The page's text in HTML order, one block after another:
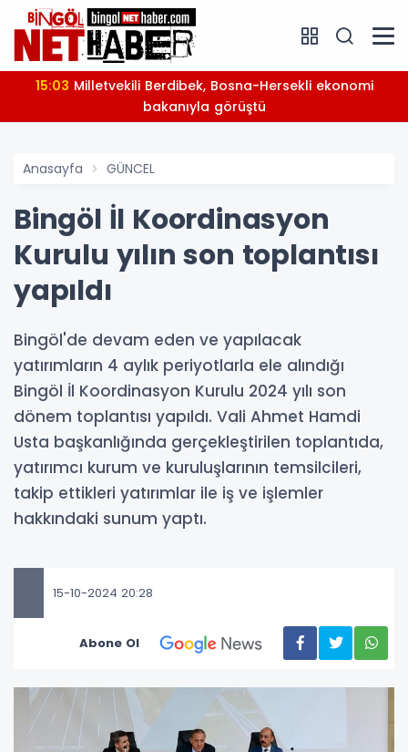
15:03
bakanıyla görüştü
Anasayfa GÜNCEL
Bingöl İl Koordinasyon
Kurulu yılın son toplantısı
yapıldı
Bingöl'de devam eden ve yapılacak
yatırımların 4 aylık periyotlarla ele alındığı
Bingöl İl Koordinasyon Kurulu 2024 yılı son
dönem toplantısı yapıldı. Vali Ahmet Hamdi
Usta başkanlığında gerçekleştirilen toplantıda,
yatırımcı kurum ve kuruluşlarının temsilcileri,
takip ettikleri yatırımlar ile iş ve işlemler
hakkındaki sunum yaptı.
15-10-2024 20:28
Abone Ol